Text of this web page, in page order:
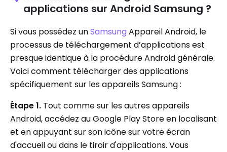
applications sur Android Samsung ?
Si vous possédez unSamsung Appareil Android, le
processus de téléchargement d’applications est
presque identique à la procédure Android générale.
Voici comment télécharger des applications
spécifiquement sur les appareils Samsung :
Étape 1. Tout comme sur les autres appareils
Android, accédez au Google Play Store en localisant
et en appuyant sur son icône sur votre écran
d'accueil ou dans le tiroir d'applications. Vous